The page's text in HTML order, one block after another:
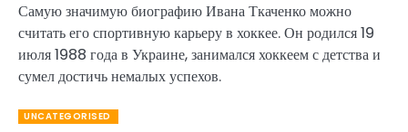
Самую значимую биографию Ивана Ткаченко можно
считать его спортивную карьеру в хоккее. Он родился 19
июля 1988 года в Украине, занимался хоккеем с детства и
сумел достичь немалых успехов.
UNCATEGORISED